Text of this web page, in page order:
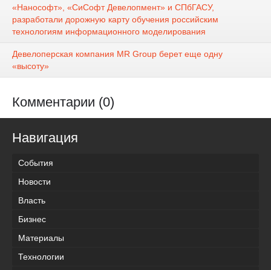
«Нанософт», «СиСофт Девелопмент» и СПбГАСУ,
разработали дорожную карту обучения российским
технологиям информационного моделирования
Девелоперская компания MR Group берет еще одну
«высоту»
Комментарии (0)
Навигация
События
Новости
Власть
Бизнес
Материалы
Технологии